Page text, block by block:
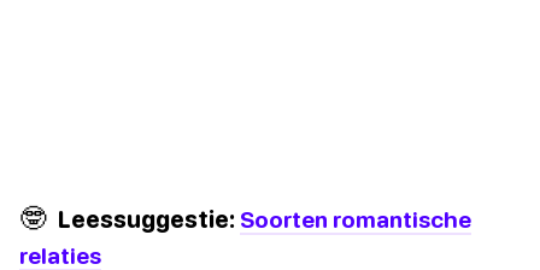
🤓 Leessuggestie: Soorten romantische
relaties